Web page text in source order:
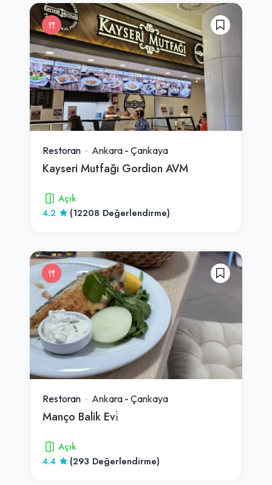
Restoran Ankara - Çankaya
Kayseri Mutfağı Gordion AVM
Açık
4.2
(12208 Değerlendirme)
Restoran Ankara - Çankaya
Manço Balik Evi̇
Açık
4.4
(293 Değerlendirme)